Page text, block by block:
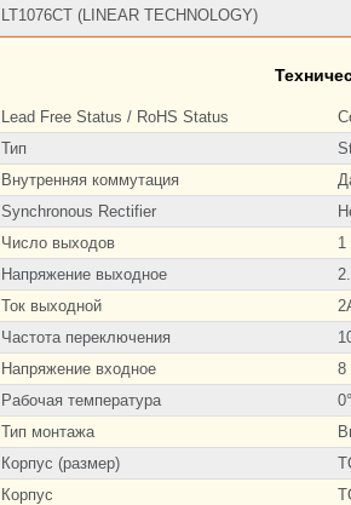
LT1076CT (LINEAR TECHNOLOGY)
Lead Free Status / RoHS Status
Тип
Внутренняя коммутация
Synchronous Rectifier
Число выходов
1
Напряжение выходное
Ток выходной
Частота переключения
Напряжение входное
8
Рабочая температура
Тип монтажа
Корпус (размер)
Корпус